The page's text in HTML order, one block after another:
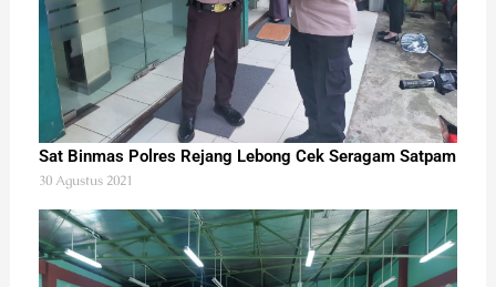
Sat Binmas Polres Rejang Lebong Cek Seragam Satpam
30 Agustus 2021